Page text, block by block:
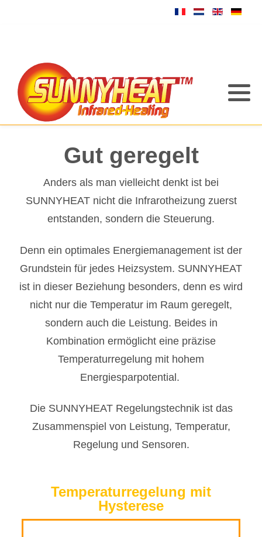
Gut geregelt
Anders als man vielleicht denkt ist bei
SUNNYHEAT nicht die Infrarotheizung zuerst
entstanden, sondern die Steuerung.
Denn ein optimales Energiemanagement ist der
Grundstein für jedes Heizsystem. SUNNYHEAT
ist in dieser Beziehung besonders, denn es wird
nicht nur die Temperatur im Raum geregelt,
sondern auch die Leistung. Beides in
Kombination ermöglicht eine präzise
Temperaturregelung mit hohem
Energiesparpotential.
Die SUNNYHEAT Regelungstechnik ist das
Zusammenspiel von Leistung, Temperatur,
Regelung und Sensoren.
Temperaturregelung mit
Hysterese